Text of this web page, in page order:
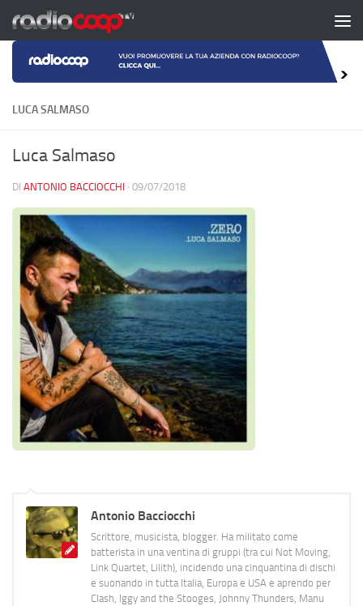
Salta al contenuto
LUCA SALMASO
Luca Salmaso
DI ANTONIO BACCIOCCHI · 09/07/2018
Antonio Bacciocchi
Scrittore, musicista, blogger. Ha militato come
batterista in una ventina di gruppi (tra cui Not Moving,
Link Quartet, Lilith), incidendo una cinquantina di dischi
e suonando in tutta Italia, Europa e USA e aprendo per
Clash, Iggy and the Stooges, Johnny Thunders, Manu